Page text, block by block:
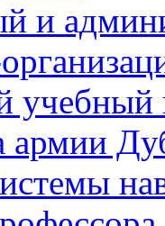
и
учебный
армии